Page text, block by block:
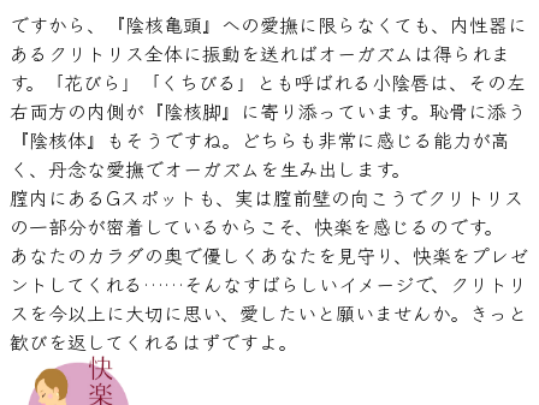
ですから、『陰核亀頭』への愛撫に限らなくても、内性器に
あるクリトリス全体に振動を送ればオーガズムは得られま
す。「花びら」「くちびる」とも呼ばれる小陰唇は、その左
右両方の内側が『陰核脚』に寄り添っています。恥骨に添う
『陰核体』もそうですね。どちらも非常に感じる能力が高
く、丹念な愛撫でオーガズムを生み出します。
膣内にあるGスポットも、実は膣前壁の向こうでクリトリス
の一部分が密着しているからこそ、快楽を感じるのです。
あなたのカラダの奥で優しくあなたを見守り、快楽をプレゼ
ントしてくれる……そんなすばらしいイメージで、クリトリ
スを今以上に大切に思い、愛したいと願いませんか。きっと
歓びを返してくれるはずですよ。